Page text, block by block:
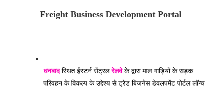
Freight Business Development Portal
धनबाद स्थित ईस्टर्न सेंट्रल रेलवे के द्वारा माल गाड़ियों के सड़क
परिवहन के विकल्प के उद्देश्य से ट्रेड बिजनेस डेवलपमेंट पोर्टल लॉन्च